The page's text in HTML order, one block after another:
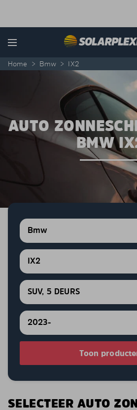
Menu
Home > Bmw > IX2
AUTO
BMW
Bmw
IX2
SUV, 5 DEURS
2023-
Toon
SELECTEER AUTO